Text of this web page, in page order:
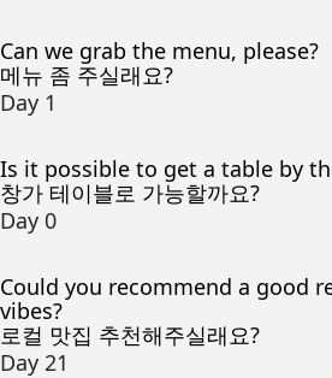
Can we grab the menu, please?
메뉴 좀 주실래요?
Day 1
Is it possible to get a table by
창가 테이블로 가능할까요?
Day 0
Could you recommend a good
vibes?
로컬 맛집 추천해주실래요?
Day 21